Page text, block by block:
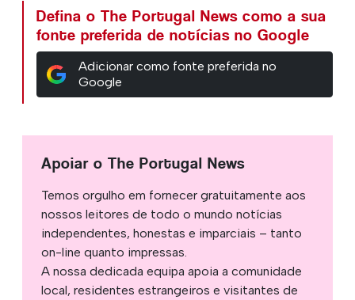
Defina o The Portugal News como a sua
fonte preferida de notícias no Google
Adicionar como fonte preferida no
Google
Apoiar o The Portugal News
Temos orgulho em fornecer gratuitamente aos
nossos leitores de todo o mundo notícias
independentes, honestas e imparciais – tanto
on-line quanto impressas.
A nossa dedicada equipa apoia a comunidade
local, residentes estrangeiros e visitantes de